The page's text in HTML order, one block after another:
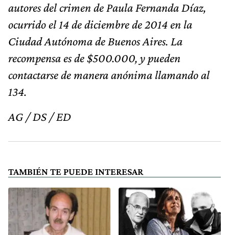
autores del crimen de Paula Fernanda Díaz,
ocurrido el 14 de diciembre de 2014 en la
Ciudad Autónoma de Buenos Aires. La
recompensa es de $500.000, y pueden
contactarse de manera anónima llamando al
134.
AG / DS / ED
TAMBIÉN TE PUEDE INTERESAR